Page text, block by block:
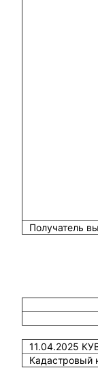
Получатель
11.04.2025
Кадастровый